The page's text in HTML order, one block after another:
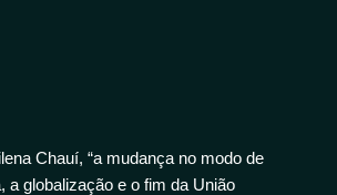
Chauí, “a mudança no modo de
a globalização e o fim da União